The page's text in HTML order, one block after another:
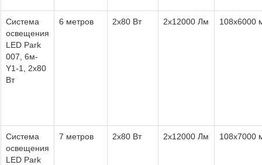
Система
освещения
LED Park
007, 6м-
Y1-1, 2х80
Вт
6 метров 2х80 Вт 2х12000 Лм 108х6000
Система
освещения
LED Park
7 метров 2х80 Вт 2х12000 Лм 108х7000